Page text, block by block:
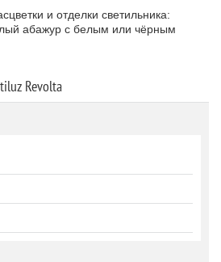
и отделки светильника:
абажур с белым или чёрным
Revolta